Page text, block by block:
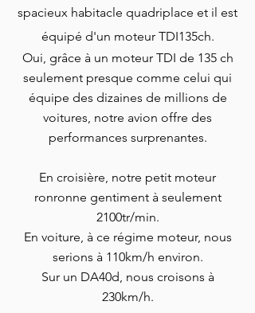
spacieux habitacle quadriplace et il est
équipé d'un moteur TDI135ch.
Oui, grâce à un moteur TDI de 135 ch
seulement presque comme celui qui
équipe des dizaines de millions de
voitures, notre avion offre des
performances surprenantes.
En croisière, notre petit moteur
ronronne gentiment à seulement
2100tr/min.
En voiture, à ce régime moteur, nous
serions à 110km/h environ.
Sur un DA40d, nous croisons à
230km/h.